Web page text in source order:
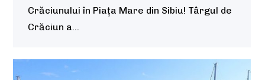
Crăciunului în Piața Mare din Sibiu! Târgul de
Crăciun a…